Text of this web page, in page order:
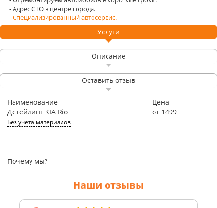
- Адрес СТО в центре города.
- Специализированный автосервис.
Услуги
Описание
Оставить отзыв
Наименование
Цена
Детейлинг KIA Rio
Без учета материалов
от 1499
Почему мы?
Наши отзывы